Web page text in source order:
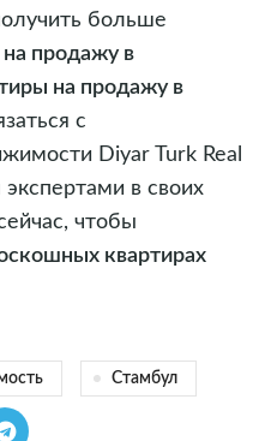
больше
на продажу в
на продажу в
с
Diyar Turk Real
в своих
чтобы
квартирах
Стамбул